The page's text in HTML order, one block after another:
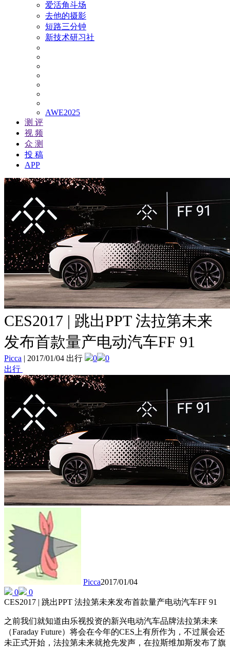
爱活角斗场
去他的摄影
短路三分钟
新技术研习社
AWE2025
测 评
视 频
众 测
投 稿
APP
CES2017 | 跳出PPT 法拉第未来
发布首款量产电动汽车FF 91
Picca | 2017/01/04 出行 0
0
出行
Picca2017/01/04
0
0
CES2017 | 跳出PPT 法拉第未来发布首款量产电动汽车FF 91
之前我们就知道由乐视投资的新兴电动汽车品牌法拉第未来
（Faraday Future）将会在今年的CES上有所作为，不过展会还
未正式开始，法拉第未来就抢先发声，在拉斯维加斯发布了旗